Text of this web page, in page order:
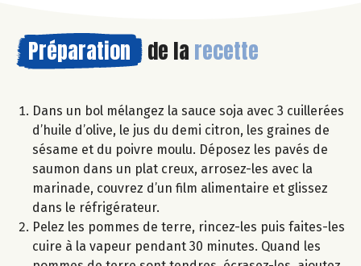
Préparation de la recette
Dans un bol mélangez la sauce soja avec 3 cuillerées
d’huile d’olive, le jus du demi citron, les graines de
sésame et du poivre moulu. Déposez les pavés de
saumon dans un plat creux, arrosez-les avec la
marinade, couvrez d’un film alimentaire et glissez
dans le réfrigérateur.
Pelez les pommes de terre, rincez-les puis faites-les
cuire à la vapeur pendant 30 minutes. Quand les